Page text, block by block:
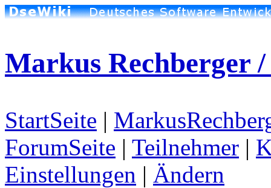
Markus Rechberger /
StartSeite |
ForumSeite | Teilnehmer |
Einstellungen | Ändern